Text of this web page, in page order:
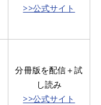
>>公式サイト
分冊版を配信＋試
し読み
>>公式サイト